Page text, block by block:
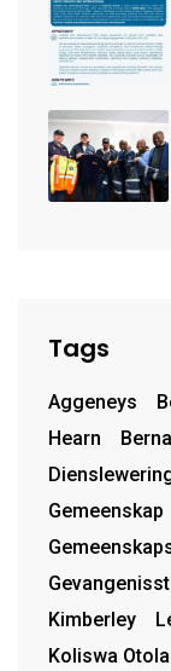
Tags
Aggeneys
Hearn
Gemeenskap
Kimberley
Koliswa Otola